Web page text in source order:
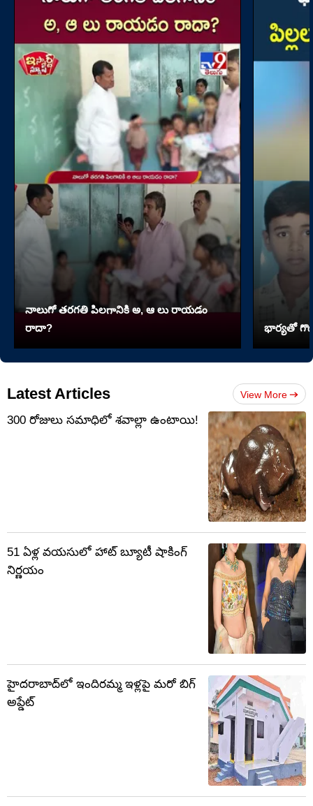
నాలుగో త‌ర‌గతి పిలగానికి అ, ఆ లు రాయ‌డం
రాదా?
భార్యతో
Latest Articles View More
300 రోజులు సమాధిలో శవాల్లా ఉంటాయి!
51 ఏళ్ల వయసులో హాట్ బ్యూటీ షాకింగ్
నిర్ణయం
హైదరాబాద్‌లో ఇందిరమ్మ ఇళ్లపై మరో బిగ్
అప్డేట్